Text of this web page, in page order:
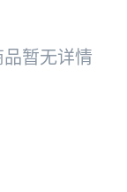
品暂无详情